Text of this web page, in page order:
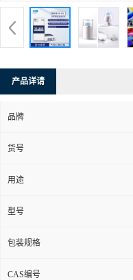
产品详请
品牌
货号
用途
型号
包装规格
CAS编号